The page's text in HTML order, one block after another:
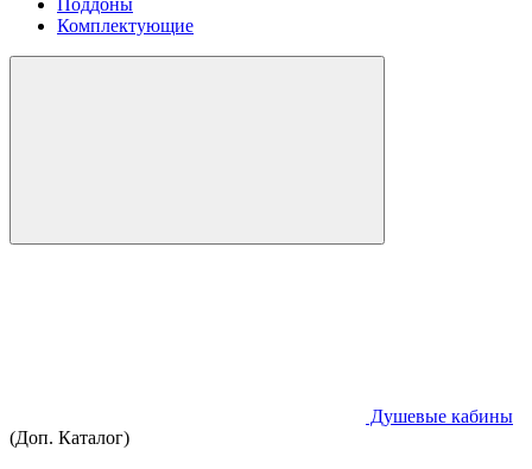
Поддоны
Комплектующие
Душевые кабины
(Доп. Каталог)